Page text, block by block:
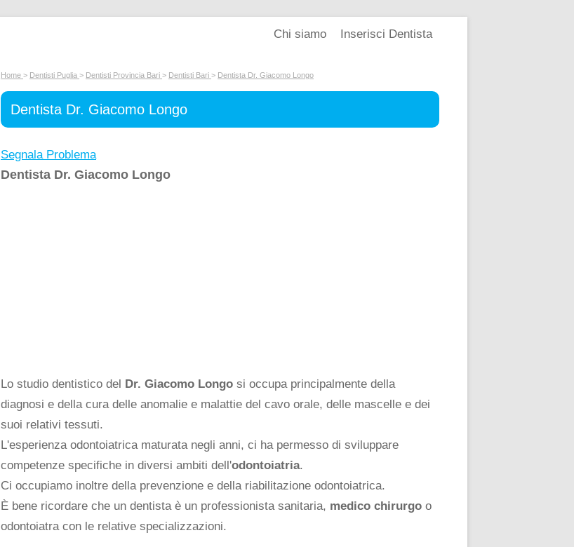
Inserisci Dentista
Chi siamo
Home > Dentisti Puglia > Dentisti Provincia Bari > Dentisti Bari > Dentista Dr. Giacomo Longo
Dentista Dr. Giacomo Longo
Segnala Problema
Dentista Dr. Giacomo Longo
Lo studio dentistico del Dr. Giacomo Longo si occupa principalmente della
diagnosi e della cura delle anomalie e malattie del cavo orale, delle mascelle e dei
suoi relativi tessuti.
L'esperienza odontoiatrica maturata negli anni, ci ha permesso di sviluppare
competenze specifiche in diversi ambiti dell'odontoiatria.
Ci occupiamo inoltre della prevenzione e della riabilitazione odontoiatrica.
È bene ricordare che un dentista è un professionista sanitaria, medico chirurgo o
odontoiatra con le relative specializzazioni.